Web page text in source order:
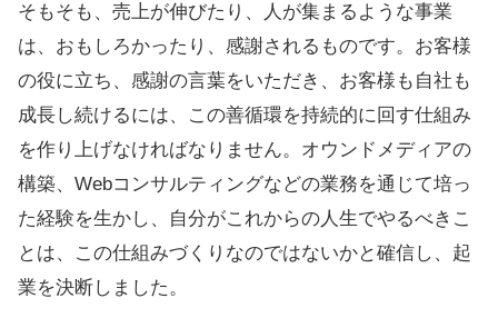
そもそも、売上が伸びたり、人が集まるような事業
は、おもしろかったり、感謝されるものです。お客様
の役に立ち、感謝の言葉をいただき、お客様も自社も
成長し続けるには、この善循環を持続的に回す仕組み
を作り上げなければなりません。オウンドメディアの
構築、Webコンサルティングなどの業務を通じて培っ
た経験を生かし、自分がこれからの人生でやるべきこ
とは、この仕組みづくりなのではないかと確信し、起
業を決断しました。